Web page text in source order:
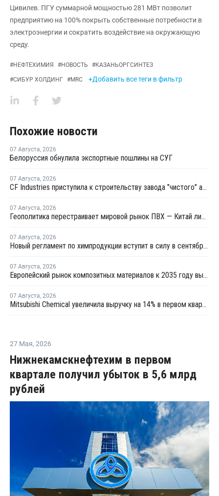
Цивилев. ПГУ суммарной мощностью 281 МВт позволит
предприятию на 100% покрыть собственные потребности в
электроэнергии и сократить воздействие на окружающую
среду.
#НЕФТЕХИМИЯ #НОВОСТЬ #КАЗАНЬОРГСИНТЕЗ
#СИБУР ХОЛДИНГ #MRC +Добавить все теги в фильтр
Похожие новости
07 Августа, 2026
Белоруссия обнулила экспортные пошлины на СУГ
07 Августа, 2026
CF Industries приступила к строительству завода "чистого" аммиака за USD4 миллиарда
07 Августа, 2026
Геополитика перестраивает мировой рынок ПВХ — Китай лидирует в экспорте
07 Августа, 2026
Новый регламент по химпродукции вступит в силу в сентябре 2027 года
07 Августа, 2026
Европейский рынок композитных материалов к 2035 году вырастет до USD47,5 млрд
07 Августа, 2026
Mitsubishi Chemical увеличила выручку на 14% в первом квартале японского финансового года
27 Мая, 2026
Нижнекамскнефтехим в первом
квартале получил убыток в 5,6 млрд
рублей